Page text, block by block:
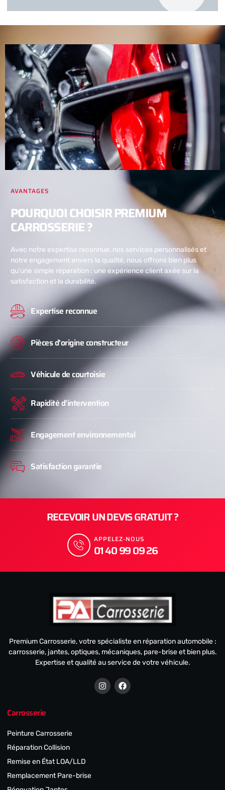
AVANTAGES
POURQUOI CHOISIR PREMIUM
CARROSSERIE ?
Avec notre expertise reconnue, nos services personnalisés et
notre engagement envers la qualité, nous offrons bien plus
qu’une simple réparation : une expérience client axée sur la
satisfaction et la durabilité.
Expertise reconnue
Pièces d'origine constructeur
Véhicule de courtoisie
Rapidité d’intervention
Engagement environnemental
Satisfaction garantie
RECEVOIR UN DEVIS GRATUIT ?
APPELEZ-NOUS
01 40 99 09 26
Premium Carrosserie, votre spécialiste en réparation automobile :
carrosserie, jantes, optiques, mécaniques, pare-brise et bien plus.
Expertise et qualité au service de votre véhicule.
Carrosserie
Peinture Carrosserie
Réparation Collision
Remise en État LOA/LLD
Remplacement Pare-brise